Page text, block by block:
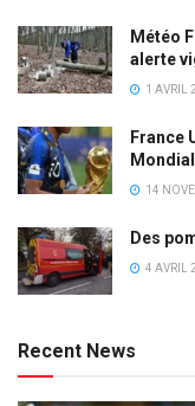
Météo
alerte
1 AVRIL
France
14
Des
4 AVRIL
Recent News